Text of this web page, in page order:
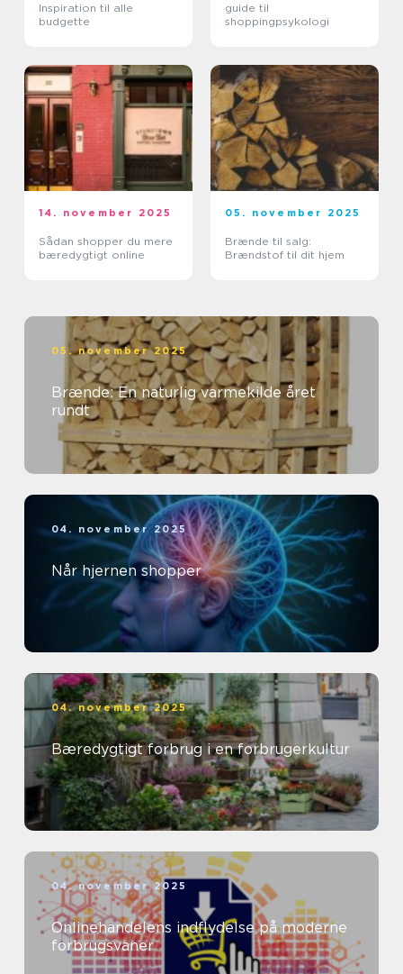
Inspiration til alle
budgette
guide til
shoppingpsykologi
14. november 2025
Sådan shopper du mere
bæredygtigt online
05. november 2025
Brænde til salg:
Brændstof til dit hjem
05. november 2025
Brænde: En naturlig varmekilde året
rundt
04. november 2025
Når hjernen shopper
04. november 2025
Bæredygtigt forbrug i en forbrugerkultur
04. november 2025
Onlinehandelens indflydelse på moderne
forbrugsvaner